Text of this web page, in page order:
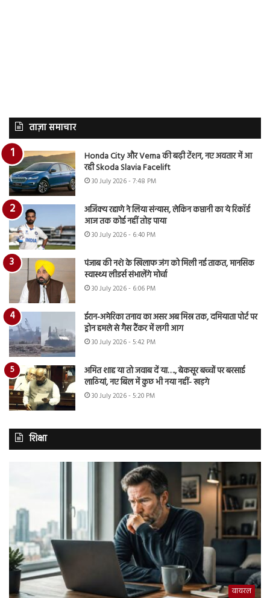
ताज़ा समाचार
Honda City और Verna की बढ़ी टेंशन, नए अवतार में आ
रही Skoda Slavia Facelift
30 July 2026 - 7:48 PM
अजिंक्य रहाणे ने लिया संन्यास, लेकिन कप्तानी का ये रिकॉर्ड
आज तक कोई नहीं तोड़ पाया
30 July 2026 - 6:40 PM
पंजाब की नशे के खिलाफ जंग को मिली नई ताकत, मानसिक
स्वास्थ्य लीडर्स संभालेंगे मोर्चा
30 July 2026 - 6:06 PM
ईरान-अमेरिका तनाव का असर अब मिस्र तक, दमियाता पोर्ट पर
ड्रोन हमले से गैस टैंकर में लगी आग
30 July 2026 - 5:42 PM
अमित शाह या तो जवाब दें या…., बेकसूर बच्चों पर बरसाई
लाठियां, नए बिल में कुछ भी नया नहीं- खड़गे
30 July 2026 - 5:20 PM
शिक्षा
वायरल